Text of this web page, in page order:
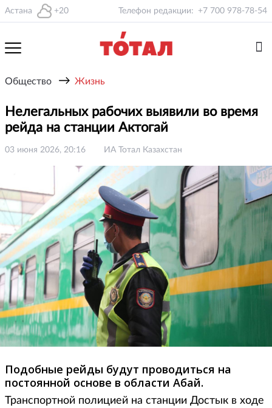
Астана +20 Телефон редакции: +7 700 978-78-54
Общество → Жизнь
Нелегальных рабочих выявили во время
рейда на станции Актогай
03 июня 2026, 20:16 ИА Тотал Казахстан
Подобные рейды будут проводиться на
постоянной основе в области Абай.
Транспортной полицией на станции Достык в ходе